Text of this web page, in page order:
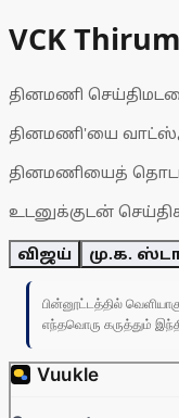
VCK
தினமணி
தினமணி'யை
தினமணியைத்
உடனுக்குடன்
விஜய் மு.க.
பின்னூட்டத்தில்
எந்தவொரு கருத்தும்